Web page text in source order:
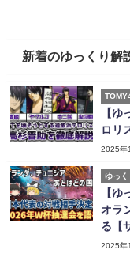
新着のゆっくり解
【
ロリ
2025年
ゆっく
【
オラ
る【
2025年